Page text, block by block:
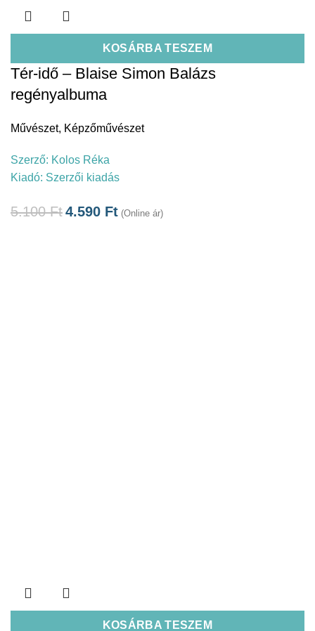
KOSÁRBA TESZEM
Tér-idő – Blaise Simon Balázs
regényalbuma
Művészet, Képzőművészet
Szerző: Kolos Réka
Kiadó: Szerzői kiadás
5.100Ft4.590 Ft (Online ár)
KOSÁRBA TESZEM